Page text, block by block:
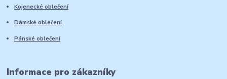
Kojenecké oblečení
Dámské oblečení
Pánské oblečení
Informace pro zákazníky